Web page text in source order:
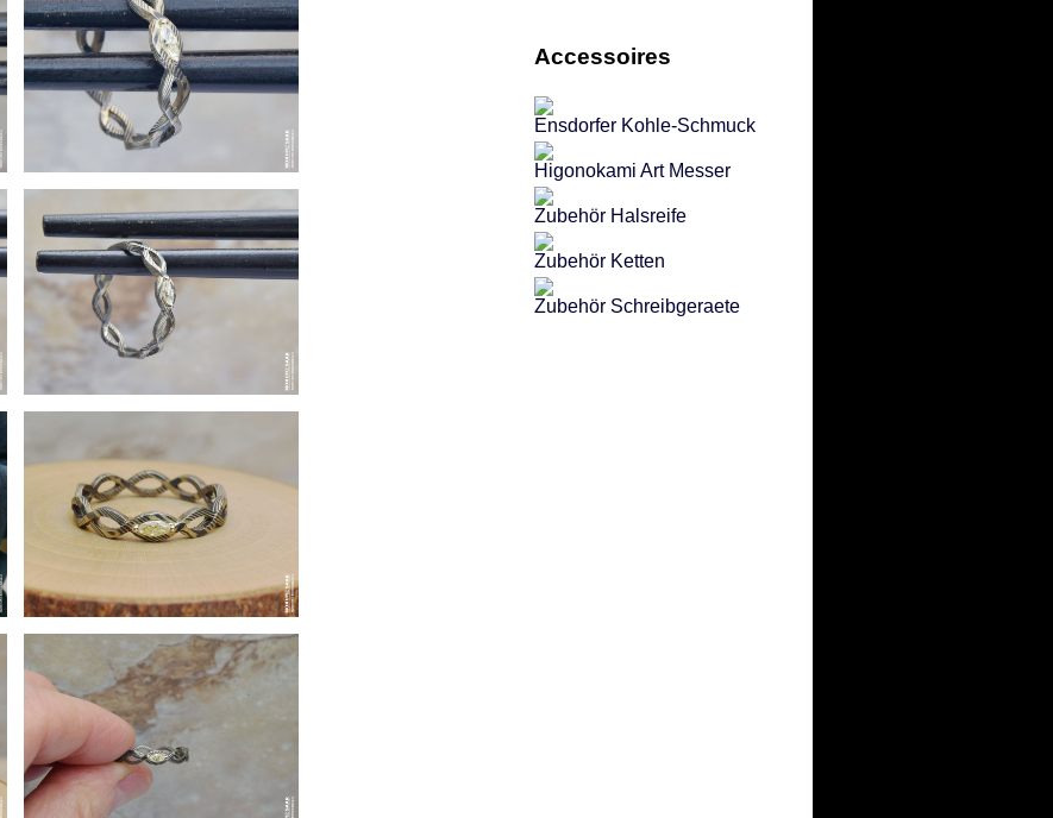
Accessoires
Ensdorfer Kohle-Schmuck
Higonokami Art Messer
Zubehör Halsreife
Zubehör Ketten
Zubehör Schreibgeraete